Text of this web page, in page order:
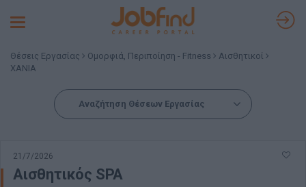
Toggle
Θέσεις Εργασίας Ομορφιά, Περιποίηση - Fitness
Αισθητικοί
ΧΑΝΙΑ
Αναζήτηση Θέσεων Εργασίας
21/7/2026
Αισθητικός SPA